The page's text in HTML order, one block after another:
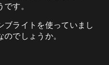
す。
ブライトを使っていまし
でしょうか。